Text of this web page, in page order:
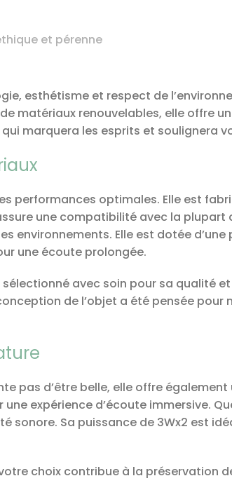
et pérenne
esthétisme et respect de
matériaux renouvelables, elle offre
marquera les esprits et soulignera
performances optimales. Elle est
une compatibilité avec la plupart
environnements. Elle est dotée
une écoute prolongée.
avec soin pour sa qualité et
de l’objet a été pensée pour
pas d’être belle, elle offre
expérience d’écoute immersive.
sonore. Sa puissance de 3Wx2 est
choix contribue à la préservation